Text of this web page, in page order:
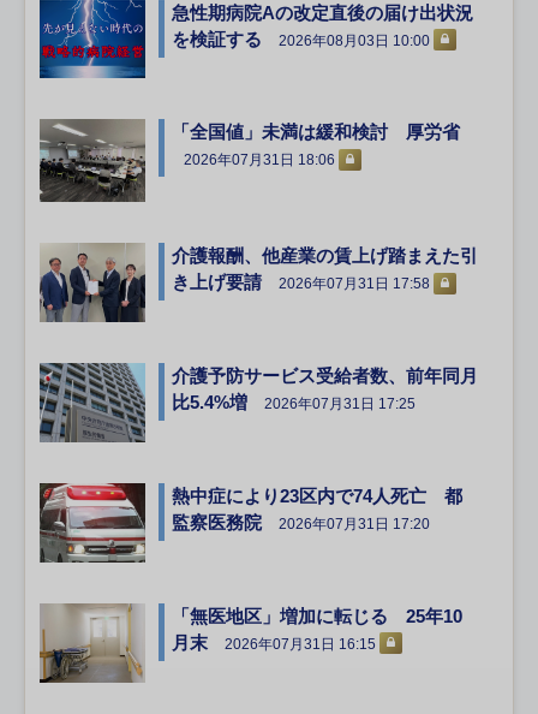
急性期病院Aの改定直後の届け出状況
を検証する
2026年08月03日 10:00
「全国値」未満は緩和検討 厚労省
2026年07月31日 18:06
介護報酬、他産業の賃上げ踏まえた引
き上げ要請
2026年07月31日 17:58
介護予防サービス受給者数、前年同月
比5.4%増
2026年07月31日 17:25
熱中症により23区内で74人死亡 都
監察医務院
2026年07月31日 17:20
「無医地区」増加に転じる 25年10
月末
2026年07月31日 16:15